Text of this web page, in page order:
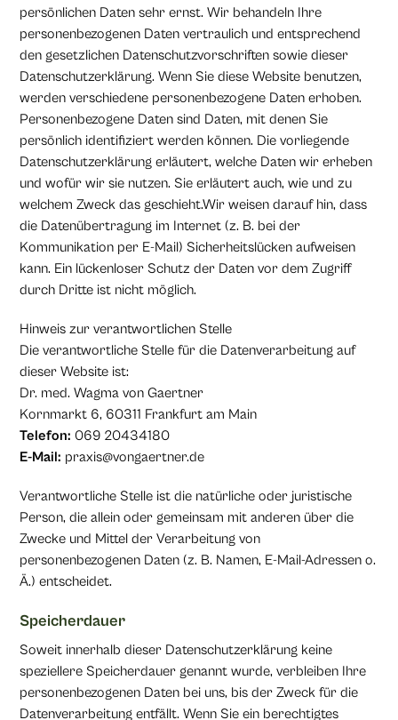
persönlichen Daten sehr ernst. Wir behandeln Ihre
personenbezogenen Daten vertraulich und entsprechend
den gesetzlichen Datenschutzvorschriften sowie dieser
Datenschutzerklärung. Wenn Sie diese Website benutzen,
werden verschiedene personenbezogene Daten erhoben.
Personenbezogene Daten sind Daten, mit denen Sie
persönlich identifiziert werden können. Die vorliegende
Datenschutzerklärung erläutert, welche Daten wir erheben
und wofür wir sie nutzen. Sie erläutert auch, wie und zu
welchem Zweck das geschieht.Wir weisen darauf hin, dass
die Datenübertragung im Internet (z. B. bei der
Kommunikation per E-Mail) Sicherheitslücken aufweisen
kann. Ein lückenloser Schutz der Daten vor dem Zugriff
durch Dritte ist nicht möglich.
Hinweis zur verantwortlichen Stelle
Die verantwortliche Stelle für die Datenverarbeitung auf
dieser Website ist:
Dr. med. Wagma von Gaertner
Kornmarkt 6, 60311 Frankfurt am Main
Telefon: 069 20434180
E-Mail: praxis@vongaertner.de
Verantwortliche Stelle ist die natürliche oder juristische
Person, die allein oder gemeinsam mit anderen über die
Zwecke und Mittel der Verarbeitung von
personenbezogenen Daten (z. B. Namen, E-Mail-Adressen o.
Ä.) entscheidet.
Speicherdauer
Soweit innerhalb dieser Datenschutzerklärung keine
speziellere Speicherdauer genannt wurde, verbleiben Ihre
personenbezogenen Daten bei uns, bis der Zweck für die
Datenverarbeitung entfällt. Wenn Sie ein berechtigtes